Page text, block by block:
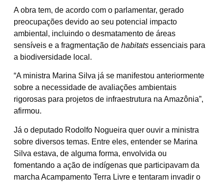
A obra tem, de acordo com o parlamentar, gerado
preocupações devido ao seu potencial impacto
ambiental, incluindo o desmatamento de áreas
sensíveis e a fragmentação de habitatsessenciais para
a biodiversidade local.
“A ministra Marina Silva já se manifestou anteriormente
sobre a necessidade de avaliações ambientais
rigorosas para projetos de infraestrutura na Amazônia”,
afirmou.
Já o deputado Rodolfo Nogueira quer ouvir a ministra
sobre diversos temas. Entre eles, entender se Marina
Silva estava, de alguma forma, envolvida ou
fomentando a ação de indígenas que participavam da
marcha Acampamento Terra Livre e tentaram invadir o